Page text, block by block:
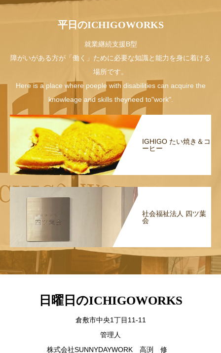
平日のICHIGOWORKS
就業継続支援B型
障がいがある方が「働く」ために必要な知識と能力を身に着ける
場所です。
Here is a place where poeple with disabilities can acquire the
knowleage and skills theyneed to"work".
IGHIGO たい焼き＆コ
ーヒー
社会福祉法人 四ツ葉
会
日曜日のICHIGOWORKS
倉敷市中央1丁目11-11
管理人
株式会社SUNNYDAYWORK 高渕 修